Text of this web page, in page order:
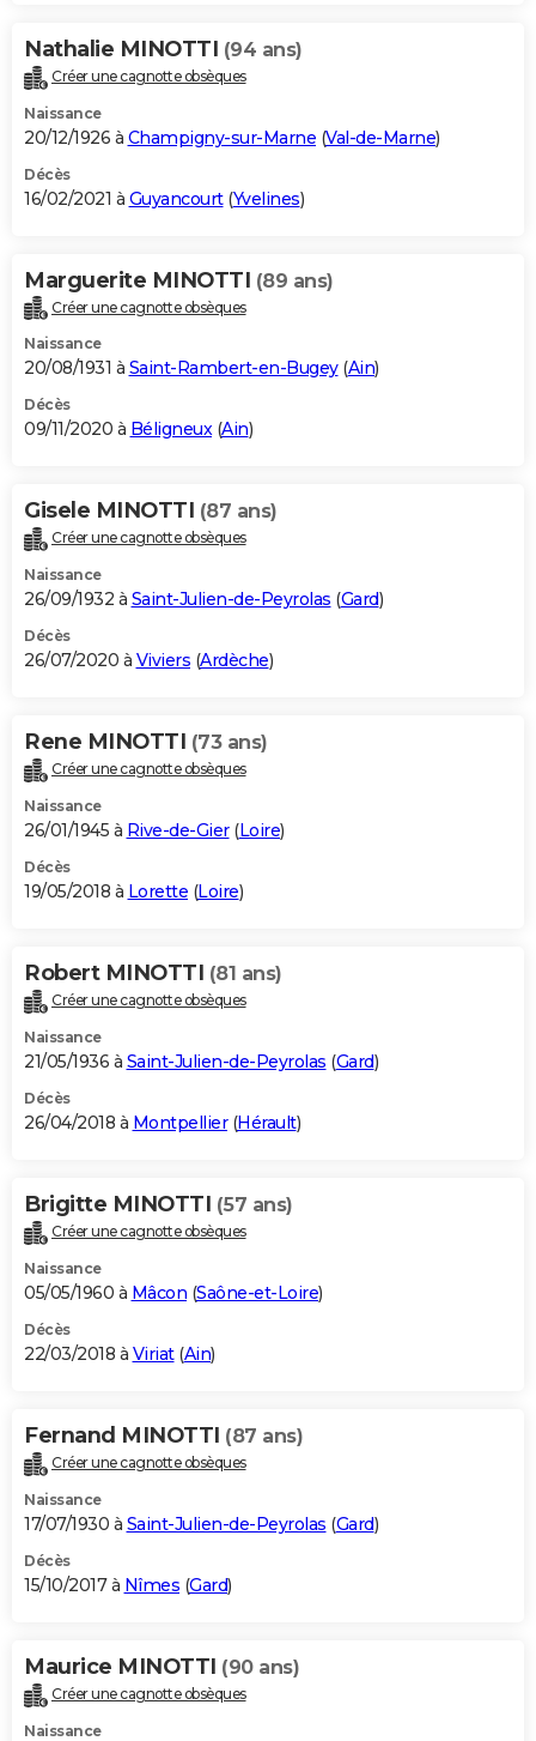
Nathalie MINOTTI (94 ans)
Créer une cagnotte obsèques
Naissance
20/12/1926 à Champigny-sur-Marne (Val-de-Marne)
Décès
16/02/2021 à Guyancourt(Yvelines)
Marguerite MINOTTI (89 ans)
Créer une cagnotte obsèques
Naissance
20/08/1931 à Saint-Rambert-en-Bugey(Ain)
Décès
09/11/2020 à Béligneux(Ain)
Gisele MINOTTI (87 ans)
Créer une cagnotte obsèques
Naissance
26/09/1932 à Saint-Julien-de-Peyrolas (Gard)
Décès
26/07/2020 à Viviers (Ardèche)
Rene MINOTTI (73 ans)
Créer une cagnotte obsèques
Naissance
26/01/1945 à Rive-de-Gier(Loire)
Décès
19/05/2018 à Lorette (Loire)
Robert MINOTTI (81 ans)
Créer une cagnotte obsèques
Naissance
21/05/1936 à Saint-Julien-de-Peyrolas (Gard)
Décès
26/04/2018 à Montpellier(Hérault)
Brigitte MINOTTI (57 ans)
Créer une cagnotte obsèques
Naissance
05/05/1960 à Mâcon (Saône-et-Loire)
Décès
22/03/2018 à Viriat(Ain)
Fernand MINOTTI (87 ans)
Créer une cagnotte obsèques
Naissance
17/07/1930 à Saint-Julien-de-Peyrolas (Gard)
Décès
15/10/2017 à Nîmes (Gard)
Maurice MINOTTI (90 ans)
Créer une cagnotte obsèques
Naissance